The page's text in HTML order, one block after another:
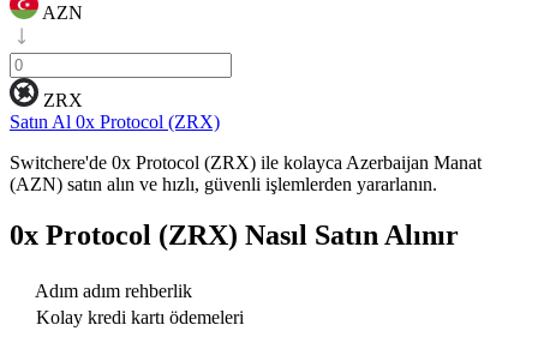
AZN
ZRX
Satın Al 0x Protocol (ZRX)
Switchere'de 0x Protocol (ZRX) ile kolayca Azerbaijan Manat
(AZN) satın alın ve hızlı, güvenli işlemlerden yararlanın.
0x Protocol (ZRX) Nasıl Satın Alınır
Adım adım rehberlik
Kolay kredi kartı ödemeleri